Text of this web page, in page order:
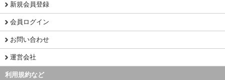
新規会員登録
会員ログイン
お問い合わせ
運営会社
利用規約など